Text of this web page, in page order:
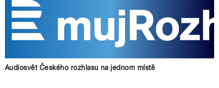
Audiosvět Českého rozhlasu na jednom místě